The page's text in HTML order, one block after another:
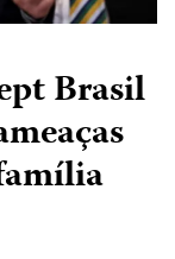
Brasil